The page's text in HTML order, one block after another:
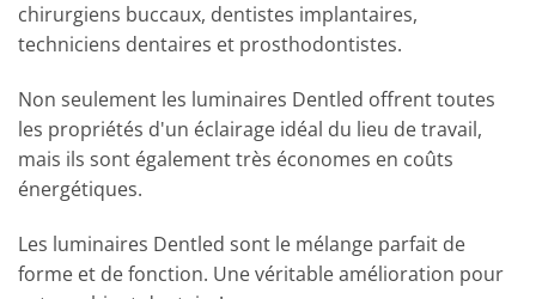
chirurgiens buccaux, dentistes implantaires,
techniciens dentaires et prosthodontistes.
Non seulement les luminaires Dentled offrent toutes
les propriétés d'un éclairage idéal du lieu de travail,
mais ils sont également très économes en coûts
énergétiques.
Les luminaires Dentled sont le mélange parfait de
forme et de fonction. Une véritable amélioration pour